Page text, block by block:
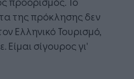
της πρόκλησης δεν
Ελληνικό Τουρισμό,
σίγουρος γι'